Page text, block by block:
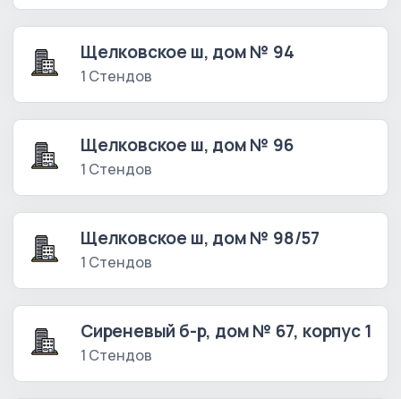
Щелковское ш, дом № 94
1 Стендов
Щелковское ш, дом № 96
1 Стендов
Щелковское ш, дом № 98/57
1 Стендов
Сиреневый б-р, дом № 67, корпус 1
1 Стендов